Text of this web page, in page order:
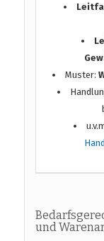
Muster:
und